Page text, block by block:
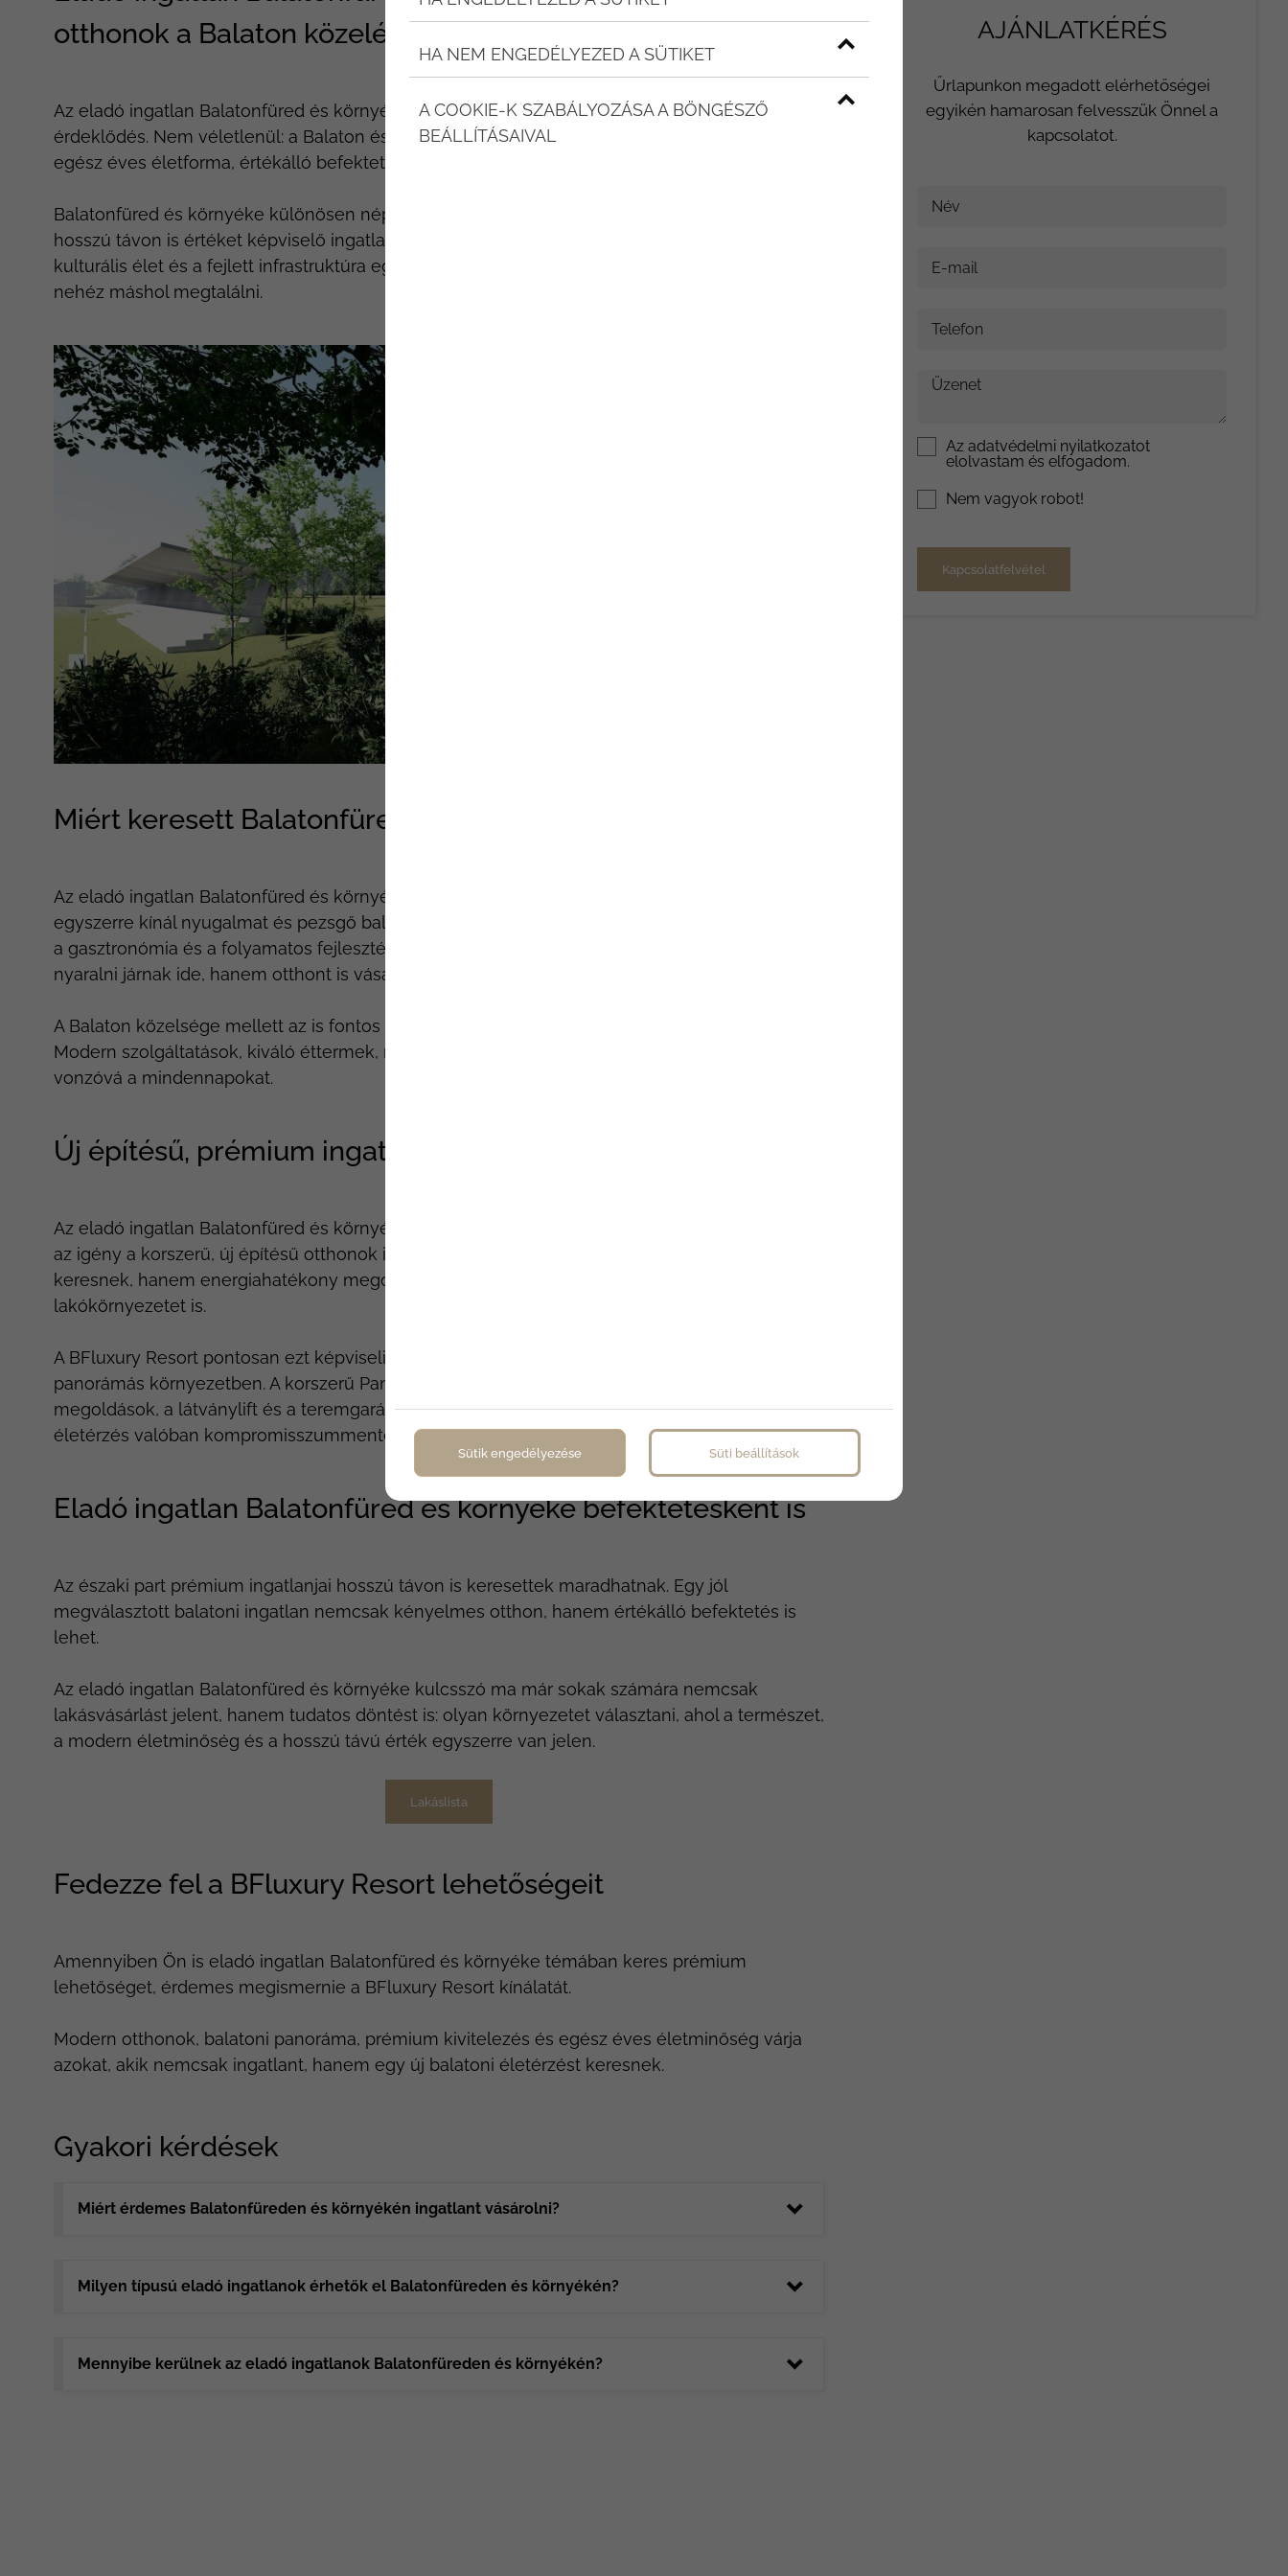
otthonok a Balaton közelében
Az eladó ingatlan Balatonfüred és környéke keresések iránt évről évre egyre nagyobb az
érdeklődés. Nem véletlenül: a Balaton északi partja ma már nemcsak nyári úti cél, hanem
egész éves életforma, értékálló befektetés és prémium lakókörnyezet is.
Balatonfüred és környéke különösen népszerű azok körében, akik modern, kényelmes és
hosszú távon is értéket képviselő ingatlant keresnek. A panorámás kilátás, a tó közelsége, a
kulturális élet és a fejlett infrastruktúra együtt olyan életminőséget teremtenek, amelyet
nehéz máshol megtalálni.
Miért keresett Balatonfüred és környéke?
Az eladó ingatlan Balatonfüred és környéke kategória azért ennyire népszerű, mert a térség
egyszerre kínál nyugalmat és pezsgő balatoni életet. A város elegáns hangulata, a vitorlás élet,
a gasztronómia és a folyamatos fejlesztések miatt egyre többen döntenek úgy, hogy nemcsak
nyaralni járnak ide, hanem otthont is vásárolnak.
A Balaton közelsége mellett az is fontos szempont, hogy a környék egész évben élhető.
Modern szolgáltatások, kiváló éttermek, rendezvények és természeti adottságok teszik
vonzóvá a mindennapokat.
Új építésű, prémium ingatlanok kompromisszumok nélkül
Az eladó ingatlan Balatonfüred és környéke keresések mögött egyre gyakrabban jelenik meg
az igény a korszerű, új építésű otthonok iránt. A vásárlók ma már nemcsak jó lokációt
keresnek, hanem energiahatékony megoldásokat, prémium kivitelezést és kényelmes
lakókörnyezetet is.
A BFluxury Resort pontosan ezt képviseli: modern lakásokat prémium műszaki tartalommal,
panorámás környezetben. A korszerű Panasonic hőszivattyús rendszer, az okos otthon
megoldások, a látványlift és a teremgarázs mind hozzájárulnak ahhoz, hogy a balatoni
életérzés valóban kompromisszummentes legyen.
Eladó ingatlan Balatonfüred és környéke befektetésként is
Az északi part prémium ingatlanjai hosszú távon is keresettek maradhatnak. Egy jól
megválasztott balatoni ingatlan nemcsak kényelmes otthon, hanem értékálló befektetés is
lehet.
Az eladó ingatlan Balatonfüred és környéke kulcsszó ma már sokak számára nemcsak
lakásvásárlást jelent, hanem tudatos döntést is: olyan környezetet választani, ahol a természet,
a modern életminőség és a hosszú távú érték egyszerre van jelen.
Lakáslista
Fedezze fel a BFluxury Resort lehetőségeit
Amennyiben Ön is eladó ingatlan Balatonfüred és környéke témában keres prémium
lehetőséget, érdemes megismernie a BFluxury Resort kínálatát.
Modern otthonok, balatoni panoráma, prémium kivitelezés és egész éves életminőség várja
azokat, akik nemcsak ingatlant, hanem egy új balatoni életérzést keresnek.
Gyakori kérdések
Miért érdemes Balatonfüreden és környékén ingatlant vásárolni?
Milyen típusú eladó ingatlanok érhetők el Balatonfüreden és környékén?
Mennyibe kerülnek az eladó ingatlanok Balatonfüreden és környékén?
AJÁNLATKÉRÉS
Űrlapunkon megadott elérhetőségei
egyikén hamarosan felvesszük Önnel a
kapcsolatot.
Név
E-mail
Telefon
Üzenet
Azadatvédelmi nyilatkozatot
elolvastam és elfogadom.
Nem vagyok robot!
Kapcsolatfelvétel
HA NEM ENGEDÉLYEZED A SÜTIKET
A COOKIE-K SZABÁLYOZÁSA A BÖNGÉSZŐ
BEÁLLÍTÁSAIVAL
Sütik engedélyezése Süti beállítások